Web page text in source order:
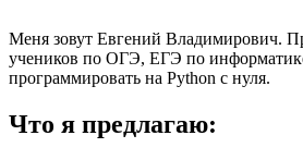
Меня зовут Евгений Владимирович.
учеников по ОГЭ, ЕГЭ по
программировать на Python с нуля.
Что я предлагаю: